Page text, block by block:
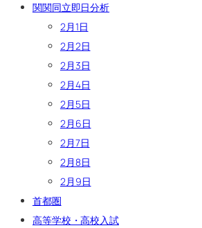
関関同立即日分析
2月1日
2月2日
2月3日
2月4日
2月5日
2月6日
2月7日
2月8日
2月9日
首都圏
高等学校・高校入試